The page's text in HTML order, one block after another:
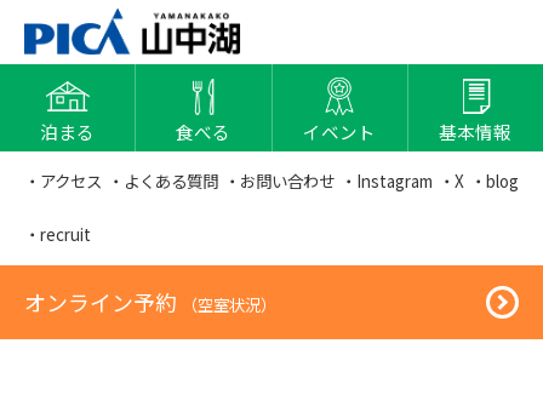
泊まる 食べる イベント 基本情報
・アクセス ・よくある質問 ・お問い合わせ ・Instagram ・X ・blog
・recruit
オンライン予約 （空室状況）